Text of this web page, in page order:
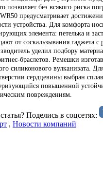
позволяет без всякого риска
предусматривает
устройства. Для комфорта
элемента: петелька и
от соскальзывания гаджета с
уделил подбору
браслетов. Ремешки
силиконового вулканизата.
сердцевины выбран
повышенной
повреждениям.
Поделиcь в соцсетях:
, Новости компаний